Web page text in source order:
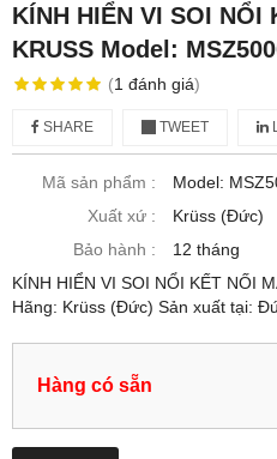
KÍNH HIỂN VI SOI NỔI
KRUSS Model:
(1 đánh giá)
SHARE TWEET
Mã sản phẩm :
Model:
Xuất xứ :
Krüss (Đức)
Bảo hành :
12 tháng
KÍNH HIỂN VI SOI NỔI KẾT NỐI
Hãng: Krüss (Đức) Sản xuất tại:
Hàng có sẵn